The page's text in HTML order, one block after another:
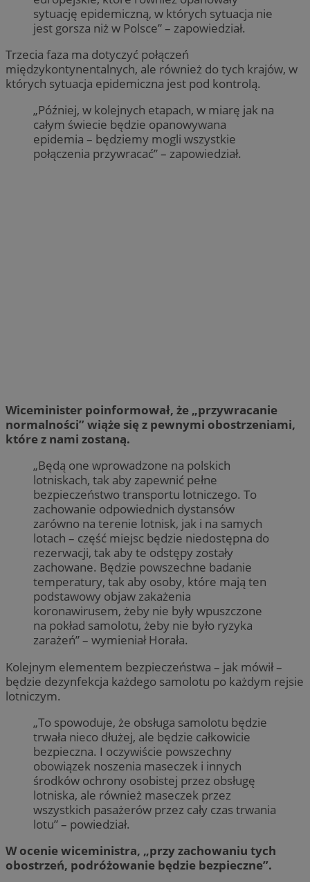
sytuację epidemiczną, w których sytuacja nie
jest gorsza niż w Polsce” – zapowiedział.
Trzecia faza ma dotyczyć połączeń
międzykontynentalnych, ale również do tych krajów, w
których sytuacja epidemiczna jest pod kontrolą.
„Później, w kolejnych etapach, w miarę jak na
całym świecie będzie opanowywana
epidemia – będziemy mogli wszystkie
połączenia przywracać” – zapowiedział.
Wiceminister poinformował, że „przywracanie
normalności” wiąże się z pewnymi obostrzeniami,
które z nami zostaną.
„Będą one wprowadzone na polskich
lotniskach, tak aby zapewnić pełne
bezpieczeństwo transportu lotniczego. To
zachowanie odpowiednich dystansów
zarówno na terenie lotnisk, jak i na samych
lotach – część miejsc będzie niedostępna do
rezerwacji, tak aby te odstępy zostały
zachowane. Będzie powszechne badanie
temperatury, tak aby osoby, które mają ten
podstawowy objaw zakażenia
koronawirusem, żeby nie były wpuszczone
na pokład samolotu, żeby nie było ryzyka
zarażeń” – wymieniał Horała.
Kolejnym elementem bezpieczeństwa – jak mówił –
będzie dezynfekcja każdego samolotu po każdym rejsie
lotniczym.
„To spowoduje, że obsługa samolotu będzie
trwała nieco dłużej, ale będzie całkowicie
bezpieczna. I oczywiście powszechny
obowiązek noszenia maseczek i innych
środków ochrony osobistej przez obsługę
lotniska, ale również maseczek przez
wszystkich pasażerów przez cały czas trwania
lotu” – powiedział.
W ocenie wiceministra, „przy zachowaniu tych
obostrzeń, podróżowanie będzie bezpieczne”.